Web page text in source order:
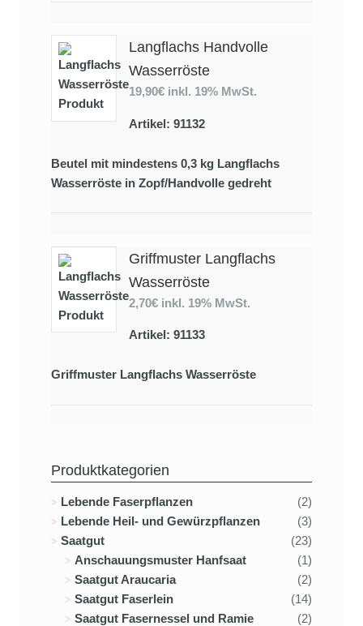
Langflachs Handvolle
Wasserröste
19,90€ inkl. 19% MwSt.
Artikel: 91132
Beutel mit mindestens 0,3 kg Langflachs
Wasserröste in Zopf/Handvolle gedreht
Griffmuster Langflachs
Wasserröste
2,70€ inkl. 19% MwSt.
Artikel: 91133
Griffmuster Langflachs Wasserröste
Produktkategorien
Lebende Faserpflanzen
(2)
Lebende Heil- und Gewürzpflanzen
(3)
Saatgut
(23)
Anschauungsmuster Hanfsaat
(1)
Saatgut Araucaria
(2)
Saatgut Faserlein
(14)
Saatgut Fasernessel und Ramie
(2)